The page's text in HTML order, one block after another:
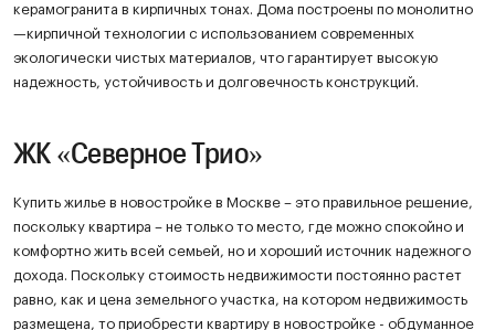
керамогранита в кирпичных тонах. Дома построены по монолитно
—кирпичной технологии с использованием современных
экологически чистых материалов, что гарантирует высокую
надежность, устойчивость и долговечность конструкций.
ЖК «Северное Трио»
Купить жилье в новостройке в Москве – это правильное решение,
поскольку квартира – не только то место, где можно спокойно и
комфортно жить всей семьей, но и хороший источник надежного
дохода. Поскольку стоимость недвижимости постоянно растет
равно, как и цена земельного участка, на котором недвижимость
размещена, то приобрести квартиру в новостройке - обдуманное